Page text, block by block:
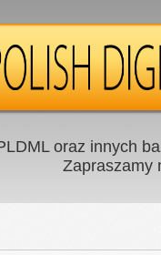
oraz innych
Zapraszamy